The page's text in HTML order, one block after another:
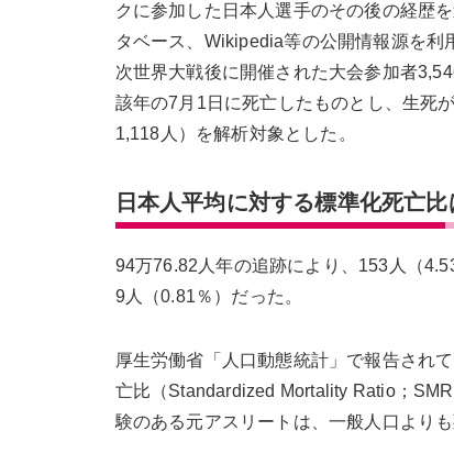
クに参加した日本人選手のその後の経歴
タベース、Wikipedia等の公開情報源を
次世界大戦後に開催された大会参加者
該年の7月1日に死亡したものとし、生死
1,118人）を解析対象とした。
日本人平均に対する標準化死亡
94万76.82人年の追跡により、153人（
9人（0.81％）だった。
厚生労働省「人口動態統計」で報告され
亡比（Standardized Mortality Ratio；
験のある元アスリートは、一般人口より